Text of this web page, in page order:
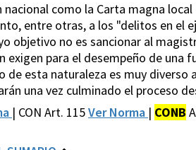
como la Carta magna local
entre otras, a los "delitos en el
objetivo no es sancionar al
exigen para el desempeño de una
de esta naturaleza es muy diverso
una vez culminado el proceso
| CON Art. 115Ver Norma | CONB